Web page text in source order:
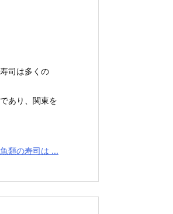
司は多くの
あり、関東を
類の寿司は ...